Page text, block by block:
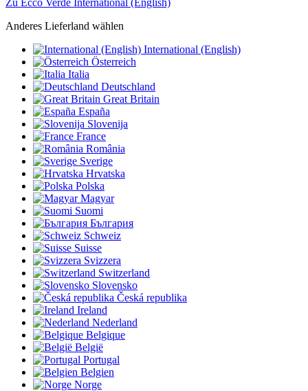
Anderes Lieferland wählen
International (English)
Österreich
Italia
Deutschland
Great Britain
España
Slovenija
France
România
Sverige
Hrvatska
Polska
Magyar
Suomi
България
Schweiz
Suisse
Svizzera
Switzerland
Slovensko
Česká republika
Ireland
Nederland
Belgique
België
Portugal
Belgien
Norge